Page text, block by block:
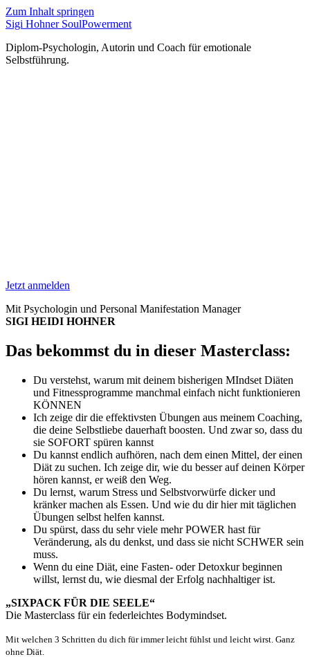
Zum Inhalt springen
Sigi Hohner SoulPowerment
Diplom-Psychologin, Autorin und Coach für emotionale
Selbstführung.
Jetzt anmelden
Mit Psychologin und Personal Manifestation Manager
SIGI HEIDI HOHNER
Das bekommst du in dieser Masterclass:
Du verstehst, warum mit deinem bisherigen MIndset Diäten
und Fitnessprogramme manchmal einfach nicht funktionieren
KÖNNEN
Ich zeige dir die effektivsten Übungen aus meinem Coaching,
die deine Selbstliebe dauerhaft boosten. Und zwar so, dass du
sie SOFORT spüren kannst
Du kannst endlich aufhören, nach dem einen Mittel, der einen
Diät zu suchen. Ich zeige dir, wie du besser auf deinen Körper
hören kannst, er weiß den Weg.
Du lernst, warum Stress und Selbstvorwürfe dicker und
kränker machen als Essen. Und wie du dir hier mit täglichen
Übungen selbst helfen kannst.
Du spürst, dass du sehr viele mehr POWER hast für
Veränderung, als du denkst, und dass sie nicht SCHWER sein
muss.
Wenn du eine Diät, eine Fasten- oder Detoxkur beginnen
willst, lernst du, wie diesmal der Erfolg nachhaltiger ist.
„SIXPACK FÜR DIE SEELE“
Die Masterclass für ein federleichtes Bodymindset.
Mit welchen 3 Schritten du dich für immer leicht fühlst und leicht wirst. Ganz
ohne Diät.